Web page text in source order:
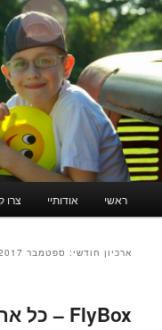
לדלג
לדלג
ראשי אודותיי צרו
ארכיון חודשי: ספטמבר 2017
FlyBox – כל אחד יכול לעוף